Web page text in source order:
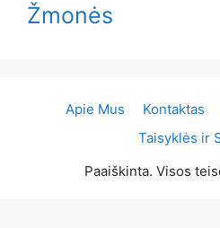
Žmonės
Apie Mus Kontaktas
Taisyklės ir
Paaiškinta. Visos